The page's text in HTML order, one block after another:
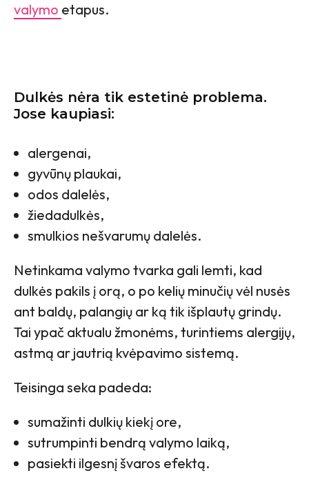
valymo etapus.
Dulkės nėra tik estetinė problema.
Jose kaupiasi:
alergenai,
gyvūnų plaukai,
odos dalelės,
žiedadulkės,
smulkios nešvarumų dalelės.
Netinkama valymo tvarka gali lemti, kad
dulkės pakils į orą, o po kelių minučių vėl nusės
ant baldų, palangių ar ką tik išplautų grindų.
Tai ypač aktualu žmonėms, turintiems alergijų,
astmą ar jautrią kvėpavimo sistemą.
Teisinga seka padeda:
sumažinti dulkių kiekį ore,
sutrumpinti bendrą valymo laiką,
pasiekti ilgesnį švaros efektą.